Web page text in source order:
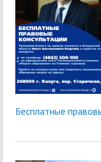
Бесплатные